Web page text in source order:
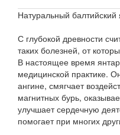
Натуральный
С глубокой древности
таких болезней, от
В настоящее время
медицинской практике.
ангине, смягчает
магнитных бурь,
улучшает сердечную
помогает при многих